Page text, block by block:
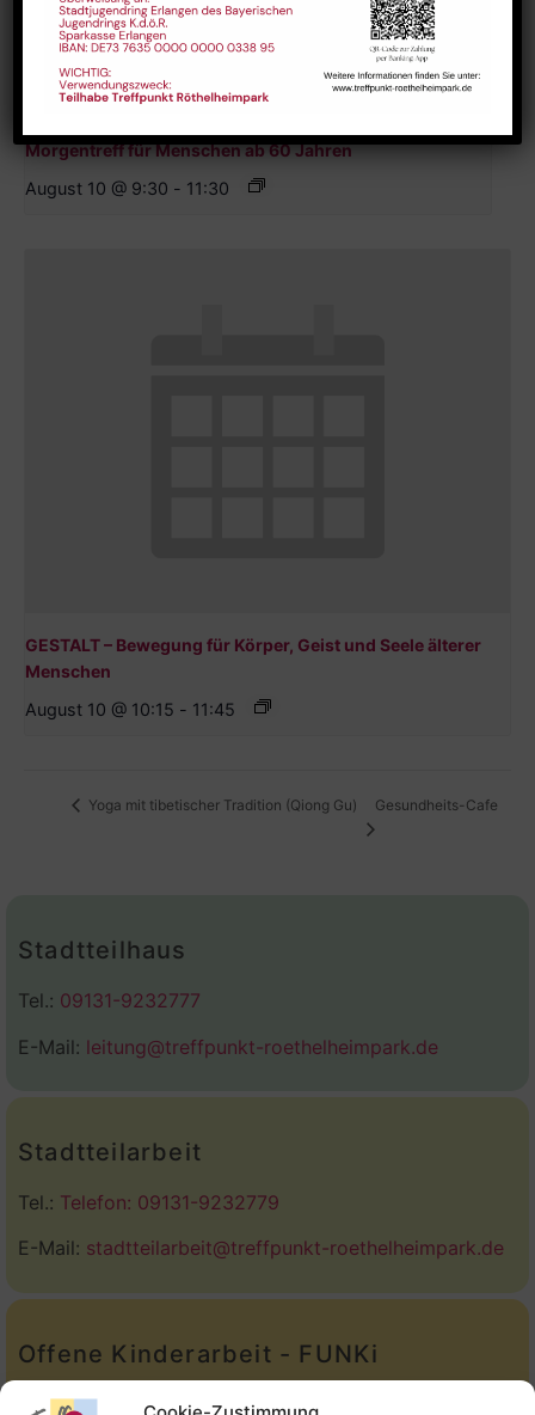
Morgentreff für Menschen ab 60 Jahren
August 10 @ 9:30 - 11:30
GESTALT – Bewegung für Körper, Geist und Seele älterer
Menschen
August 10 @ 10:15 - 11:45
Yoga mit tibetischer Tradition (Qiong Gu) Gesundheits-Cafe
Stadtteilhaus
Tel.: 09131-9232777
E-Mail: leitung@treffpunkt-roethelheimpark.de
Stadtteilarbeit
Tel.: Telefon: 09131-9232779
E-Mail: stadtteilarbeit@treffpunkt-roethelheimpark.de
Offene Kinderarbeit - FUNKi
Tel.:Telefon: 09131-610749